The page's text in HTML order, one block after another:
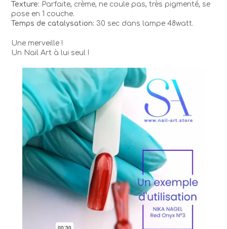
Texture: Parfaite, crème, ne coule pas, très pigmenté, se
pose en 1 couche.
Temps de catalysation: 30 sec dans lampe 48watt.
Une merveille !
Un Nail Art à lui seul !